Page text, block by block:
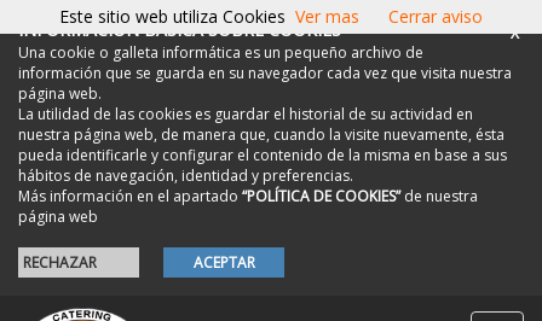
X
INFORMACIÓN BÁSICA SOBRE COOKIES
Una cookie o galleta informática es un pequeño archivo de
información que se guarda en su navegador cada vez que visita nuestra
página web.
La utilidad de las cookies es guardar el historial de su actividad en
nuestra página web, de manera que, cuando la visite nuevamente, ésta
pueda identificarle y configurar el contenido de la misma en base a sus
hábitos de navegación, identidad y preferencias.
Más información en el apartado “POLÍTICA DE COOKIES”de nuestra
página web
RECHAZAR ACEPTAR
Este sitio web utiliza Cookies Ver mas Cerrar aviso